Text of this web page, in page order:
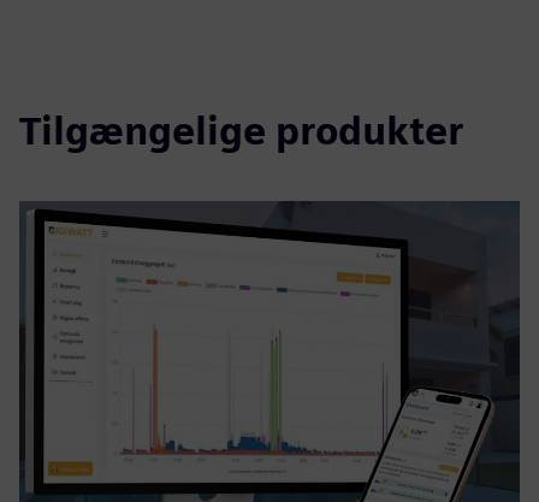
Tilgængelige produkter